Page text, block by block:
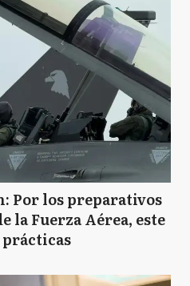
Por los preparativos
la Fuerza Aérea, este
prácticas